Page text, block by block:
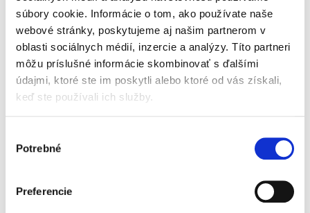
súbory cookie. Informácie o tom, ako používate naše
webové stránky, poskytujeme aj našim partnerom v
oblasti sociálnych médií, inzercie a analýzy. Títo partneri
môžu príslušné informácie skombinovať s ďalšími
údajmi, ktoré ste im poskytli alebo ktoré od vás získali,
keď ste používali ich služby.
súhlasu
Potrebné
Preferencie
niektorí v rámci...
Nariadenie o
insolvenčnom
Ivan Ikrényi